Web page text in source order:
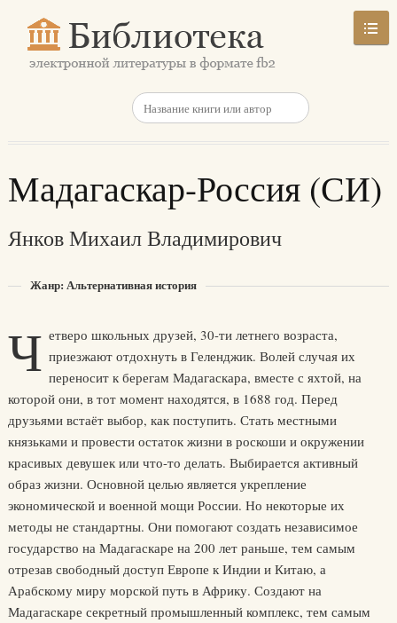
Мадагаскар-Россия (СИ)
Янков Михаил Владимирович
Жанр: Альтернативная история
Ч етверо школьных друзей, 30-ти летнего возраста,
приезжают отдохнуть в Геленджик. Волей случая их
переносит к берегам Мадагаскара, вместе с яхтой, на
которой они, в тот момент находятся, в 1688 год. Перед
друзьями встаёт выбор, как поступить. Стать местными
князьками и провести остаток жизни в роскоши и окружении
красивых девушек или что-то делать. Выбирается активный
образ жизни. Основной целью является укрепление
экономической и военной мощи России. Но некоторые их
методы не стандартны. Они помогают создать независимое
государство на Мадагаскаре на 200 лет раньше, тем самым
отрезав свободный доступ Европе к Индии и Китаю, а
Арабскому миру морской путь в Африку. Создают на
Мадагаскаре секретный промышленный комплекс, тем самым